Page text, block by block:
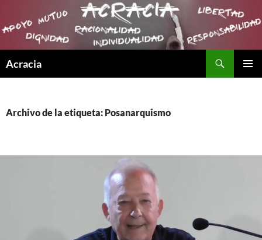
Acracia
Archivo de la etiqueta: Posanarquismo